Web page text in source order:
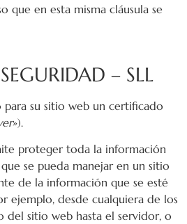
que en esta misma cláusula se
– SLL
su sitio web un certificado
»).
proteger toda la información
se pueda manejar en un sitio
de la información que se esté
ejemplo, desde cualquiera de los
del sitio web hasta el servidor, o